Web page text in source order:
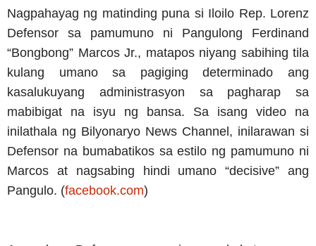
Nagpahayag ng matinding puna si Iloilo Rep. Lorenz
Defensor sa pamumuno ni Pangulong Ferdinand
“Bongbong” Marcos Jr., matapos niyang sabihing tila
kulang umano sa pagiging determinado ang
kasalukuyang administrasyon sa pagharap sa
mabibigat na isyu ng bansa. Sa isang video na
inilathala ng Bilyonaryo News Channel, inilarawan si
Defensor na bumabatikos sa estilo ng pamumuno ni
Marcos at nagsabing hindi umano “decisive” ang
Pangulo. (facebook.com)